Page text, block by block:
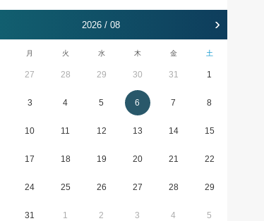
2026 / 08 ›
月 火 水 木 金 土
27 28 29 30 31 1
3 4 5 6 7 8
10 11 12 13 14 15
17 18 19 20 21 22
24 25 26 27 28 29
31 1 2 3 4 5